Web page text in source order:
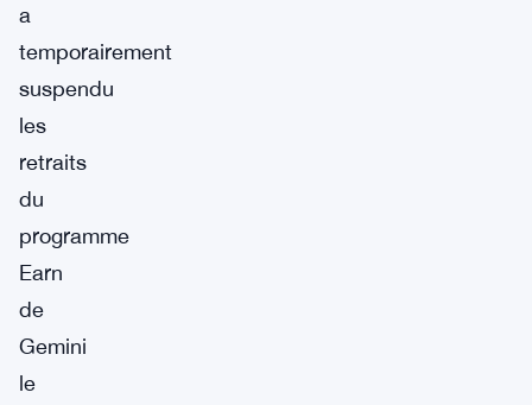
a
temporairement
suspendu
les
retraits
du
programme
Earn
de
Gemini
le